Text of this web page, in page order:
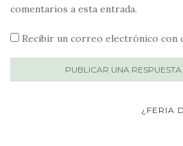
comentarios a esta entrada.
Recibir un correo electrónico con
¿FERIA